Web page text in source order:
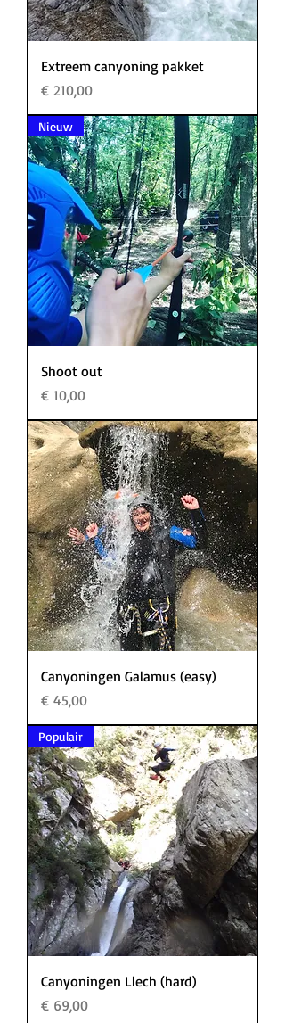
Extreem canyoning pakket
Prijs
€ 210,00
Nieuw
Shoot out
Prijs
€ 10,00
Canyoningen Galamus (easy)
Prijs
€ 45,00
Populair
Canyoningen Llech (hard)
Prijs
€ 69,00